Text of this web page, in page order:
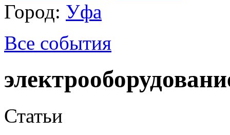
Город: Уфа
Все события
Статьи